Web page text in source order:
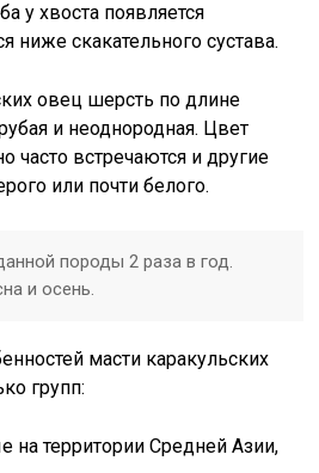
у хвоста появляется
ниже скакательного сустава.
овец шерсть по длине
и неоднородная. Цвет
встречаются и другие
или почти белого.
породы 2 раза в год.
и осень.
масти каракульских
групп:
на территории Средней Азии,